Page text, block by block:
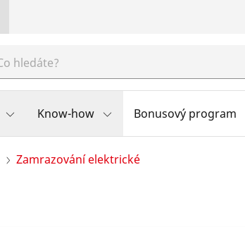
Know-how Bonusový program
Zamrazování elektrické